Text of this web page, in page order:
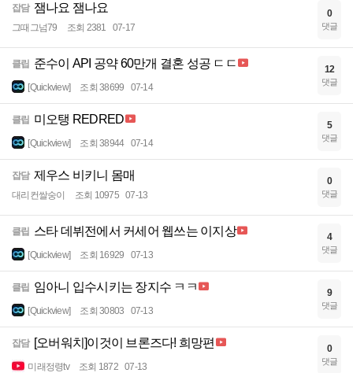
잡담 잼나요 잼나요
그때그넘79 조회 2381 07-17
0
댓글
클립 준수이 API 공약 60만개 결혼 성공 ㄷㄷ
[Quickview] 조회 38699 07-14
12
댓글
클립 미오탱 REDRED
[Quickview] 조회 38944 07-14
5
댓글
잡담 제우스 비키니 몸매
대리컨쌀숭이 조회 10975 07-13
0
댓글
클립 스타 데뷔전에서 커세어 웹쓰는 이지상
[Quickview] 조회 16929 07-13
4
댓글
클립 임아니 입수시키는 장지수 ㅋㅋ
[Quickview] 조회 30803 07-13
9
댓글
잡담 [오버워치]이것이 브론즈다! 희망편
미래정령tv 조회 1872 07-13
0
댓글